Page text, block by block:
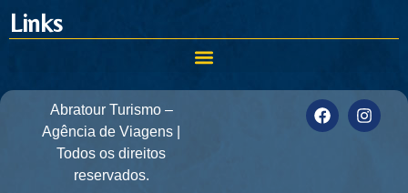
Links
Abratour Turismo –
Agência de Viagens |
Todos os direitos
reservados.